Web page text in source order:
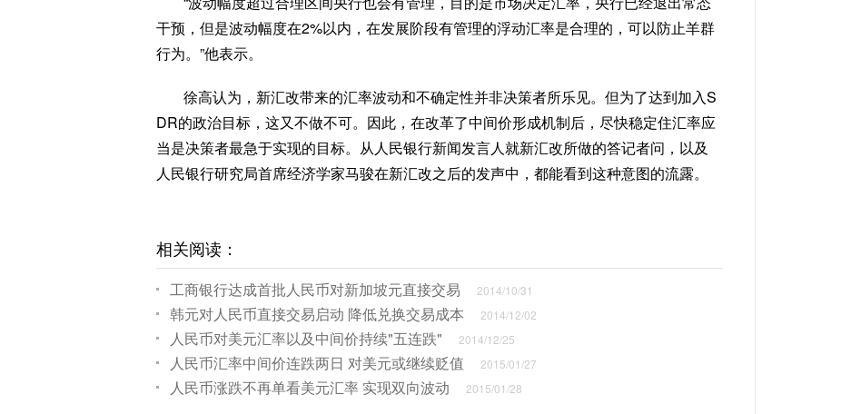
干预，但是波动幅度在2%以内，在发展阶段有管理的浮动汇率是合理的，可以防止羊群
行为。”他表示。
徐高认为，新汇改带来的汇率波动和不确定性并非决策者所乐见。但为了达到加入S
DR的政治目标，这又不做不可。因此，在改革了中间价形成机制后，尽快稳定住汇率应
当是决策者最急于实现的目标。从人民银行新闻发言人就新汇改所做的答记者问，以及
人民银行研究局首席经济学家马骏在新汇改之后的发声中，都能看到这种意图的流露。
相关阅读：
工商银行达成首批人民币对新加坡元直接交易 2014/10/31
韩元对人民币直接交易启动 降低兑换交易成本 2014/12/02
人民币对美元汇率以及中间价持续"五连跌" 2014/12/25
人民币汇率中间价连跌两日 对美元或继续贬值 2015/01/27
人民币涨跌不再单看美元汇率 实现双向波动 2015/01/28